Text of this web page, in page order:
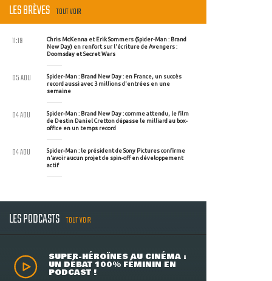
LES BRÈVES TOUT VOIR
Chris McKenna et Erik Sommers (Spider-Man : Brand
New Day) en renfort sur l'écriture de Avengers :
Doomsday et Secret Wars
11:19
Spider-Man : Brand New Day : en France, un succès
record aussi avec 3 millions d'entrées en une
semaine
05 AOU
Spider-Man : Brand New Day : comme attendu, le film
de Destin Daniel Cretton dépasse le milliard au box-
office en un temps record
04 AOU
Spider-Man : le président de Sony Pictures confirme
n'avoir aucun projet de spin-off en développement
actif
04 AOU
LES PODCASTS TOUT VOIR
SUPER-HÉROÏNES AU CINÉMA :
UN DÉBAT 100% FÉMININ EN
PODCAST !